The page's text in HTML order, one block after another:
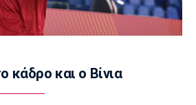
Νέες προσθήκες στο
κάδρο και ο Βίνια